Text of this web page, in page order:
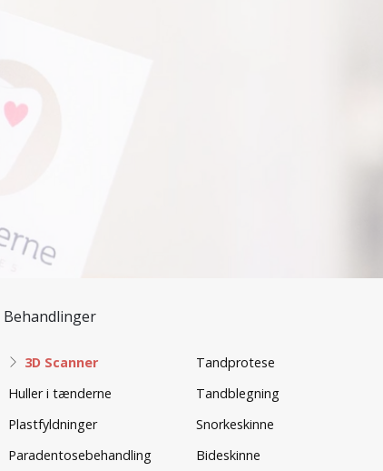
Behandlinger
3D Scanner
Huller i tænderne
Plastfyldninger
Paradentosebehandling
Tandprotese
Tandblegning
Snorkeskinne
Bideskinne